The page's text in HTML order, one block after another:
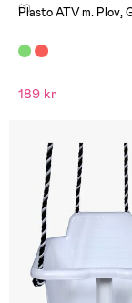
(1)
Plasto ATV m. Plov,
189 kr